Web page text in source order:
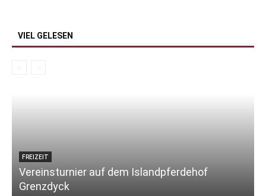
VIEL GELESEN
FREIZEIT
Vereinsturnier auf dem Islandpferdehof
Grenzdyck